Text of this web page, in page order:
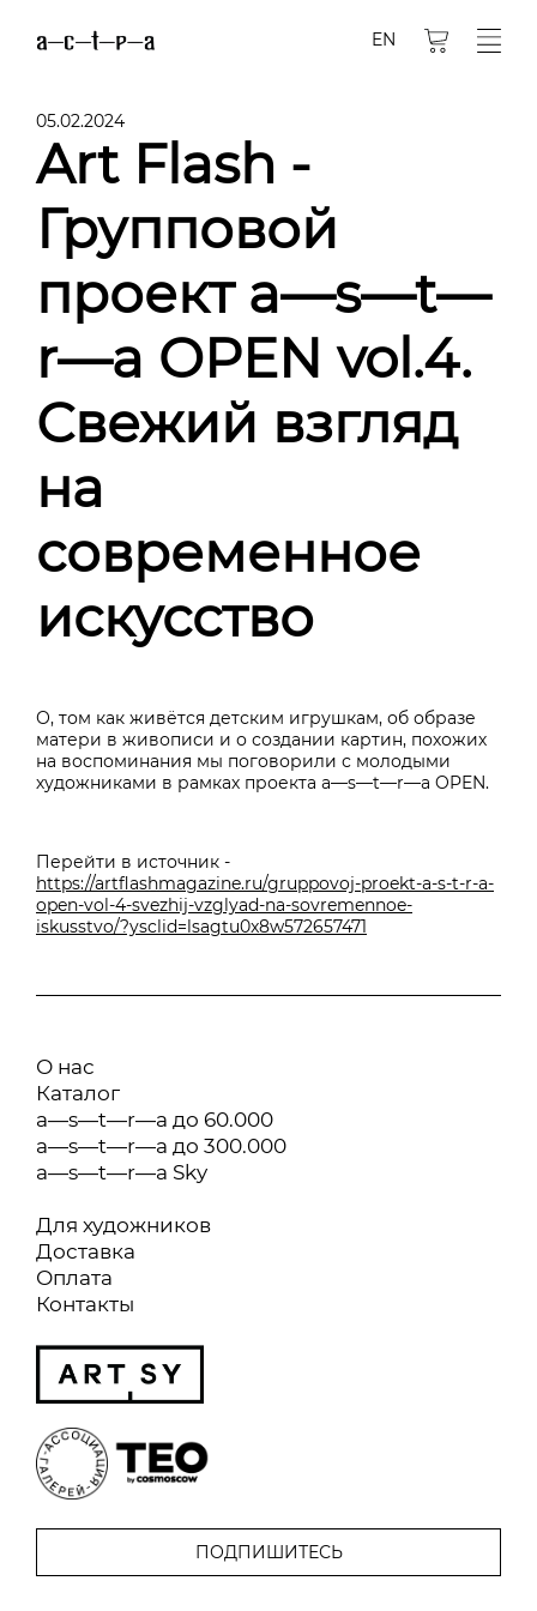
EN
05.02.2024
Art Flash -
Групповой
проект a—s—t—
r—a OPEN vol.4.
Свежий взгляд
на
современное
искусство
О, том как живётся детским игрушкам, об образе
матери в живописи и о создании картин, похожих
на воспоминания мы поговорили с молодыми
художниками в рамках проекта a—s—t—r—a OPEN.
Перейти в источник -
https://artflashmagazine.ru/gruppovoj-proekt-a-s-t-r-a-
open-vol-4-svezhij-vzglyad-na-sovremennoe-
iskusstvo/?ysclid=lsagtu0x8w572657471
О нас
Каталог
a—s—t—r—a до 60.000
a—s—t—r—a до 300.000
a—s—t—r—a Sky
Для художников
Доставка
Оплата
Контакты